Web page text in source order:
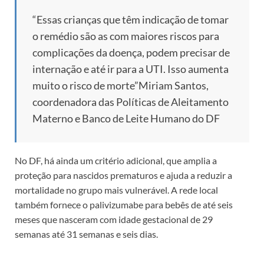
“Essas crianças que têm indicação de tomar
o remédio são as com maiores riscos para
complicações da doença, podem precisar de
internação e até ir para a UTI. Isso aumenta
muito o risco de morte”Miriam Santos,
coordenadora das Políticas de Aleitamento
Materno e Banco de Leite Humano do DF
No DF, há ainda um critério adicional, que amplia a
proteção para nascidos prematuros e ajuda a reduzir a
mortalidade no grupo mais vulnerável. A rede local
também fornece o palivizumabe para bebês de até seis
meses que nasceram com idade gestacional de 29
semanas até 31 semanas e seis dias.